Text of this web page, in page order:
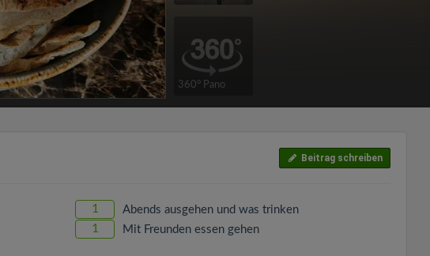
360° Pano
Beitrag schreiben
1 Abends ausgehen und was trinken
1 Mit Freunden essen gehen